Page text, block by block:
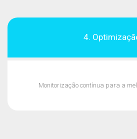
4.
Monitorização contínua para a